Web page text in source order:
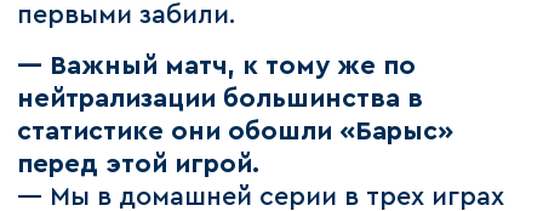
первыми забили.
— Важный матч, к тому же по
нейтрализации большинства в
статистике они обошли «Барыс»
перед этой игрой.
— Мы в домашней серии в трех играх